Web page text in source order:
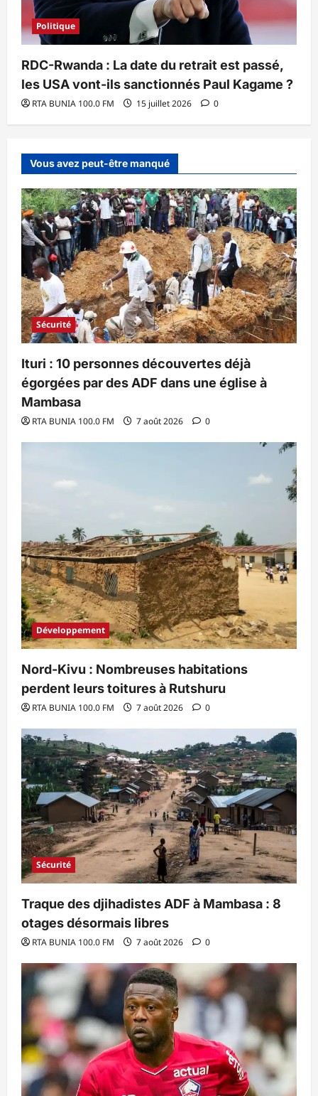
Politique
RDC-Rwanda : La date du retrait est passé,
les USA vont-ils sanctionnés Paul Kagame ?
RTA BUNIA 100.0 FM 15 juillet 2026 0
Vous avez peut-être manqué
Sécurité
Ituri : 10 personnes découvertes déjà
égorgées par des ADF dans une église à
Mambasa
RTA BUNIA 100.0 FM 7 août 2026 0
Développement
Nord-Kivu : Nombreuses habitations
perdent leurs toitures à Rutshuru
RTA BUNIA 100.0 FM 7 août 2026 0
Sécurité
Traque des djihadistes ADF à Mambasa : 8
otages désormais libres
RTA BUNIA 100.0 FM 7 août 2026 0